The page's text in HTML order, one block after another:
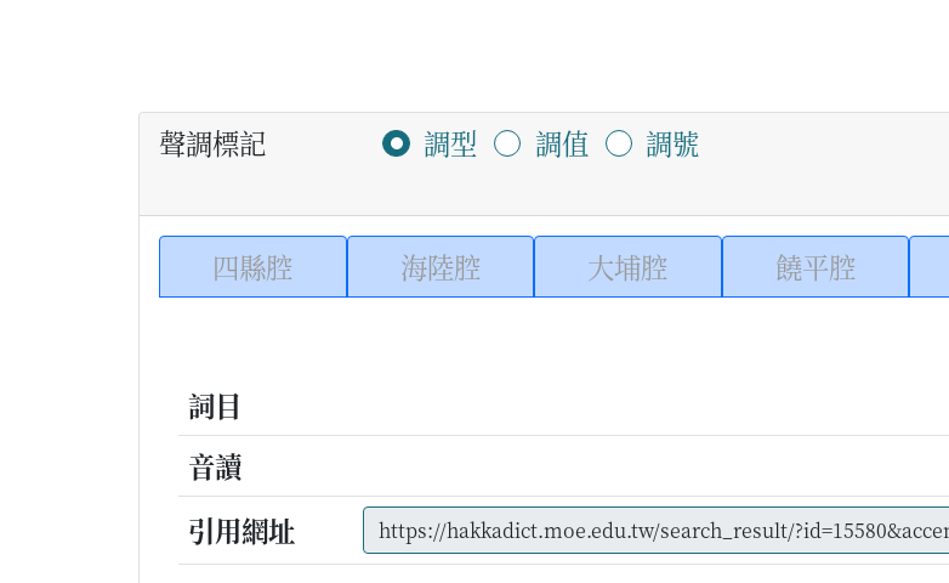
聲調標記 調型 調值 調號
四縣腔 海陸腔 大埔腔 饒平腔
詞目
音讀
引用網址